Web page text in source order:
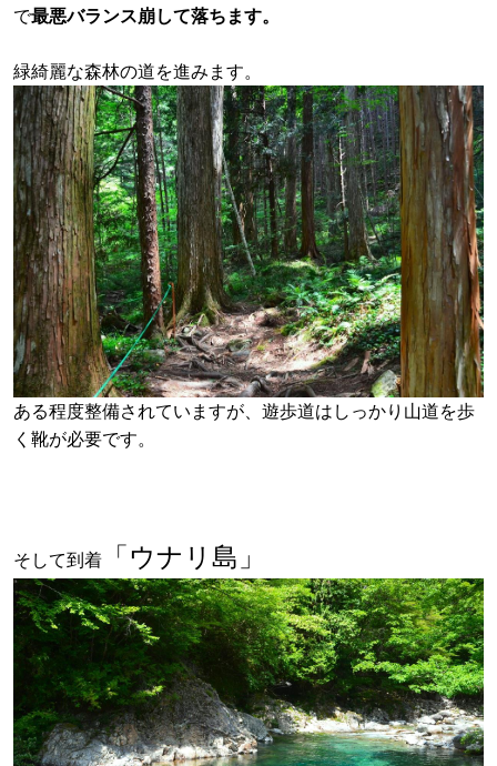
で最悪バランス崩して落ちます。
緑綺麗な森林の道を進みます。
ある程度整備されていますが、遊歩道はしっかり山道を歩
く靴が必要です。
そして到着 「ウナリ島」